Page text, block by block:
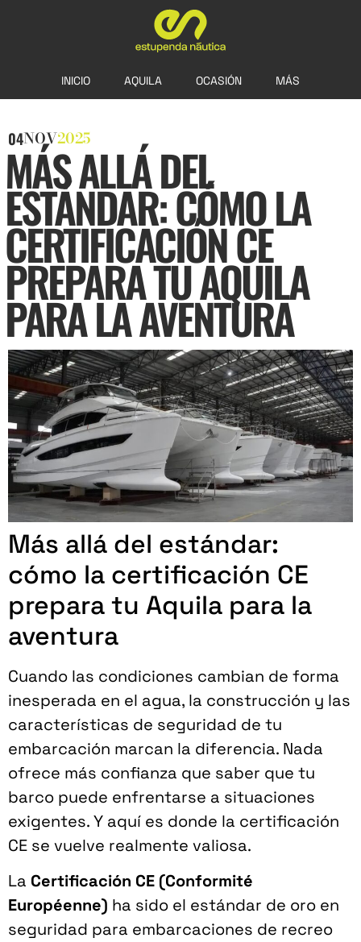
INICIO AQUILA OCASIÓN MÁS
04NOV2025
MÁS ALLÁ DEL
ESTÁNDAR: CÓMO LA
CERTIFICACIÓN CE
PREPARA TU AQUILA
PARA LA AVENTURA
Más allá del estándar:
cómo la certificación CE
prepara tu Aquila para la
aventura
Cuando las condiciones cambian de forma
inesperada en el agua, la construcción y las
características de seguridad de tu
embarcación marcan la diferencia. Nada
ofrece más confianza que saber que tu
barco puede enfrentarse a situaciones
exigentes. Y aquí es donde la certificación
CE se vuelve realmente valiosa.
La Certificación CE (Conformité
Européenne) ha sido el estándar de oro en
seguridad para embarcaciones de recreo